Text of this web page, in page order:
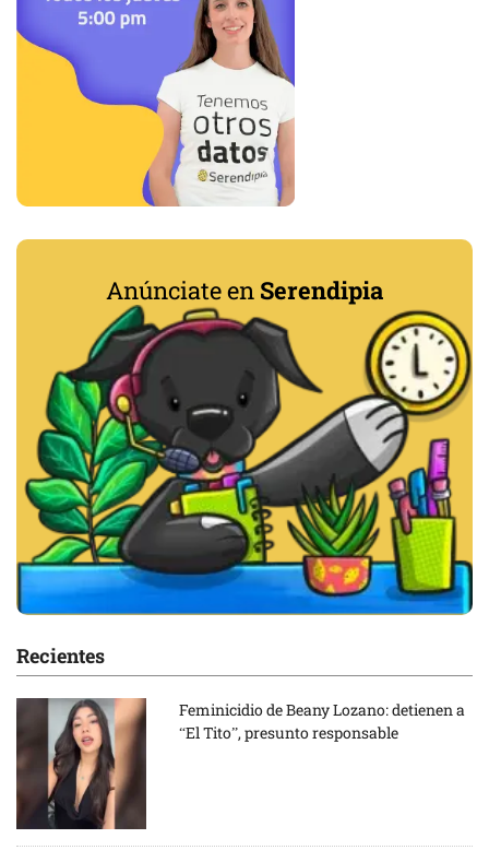
Anúnciate en Serendipia
Recientes
Feminicidio de Beany Lozano: detienen a
“El Tito”, presunto responsable